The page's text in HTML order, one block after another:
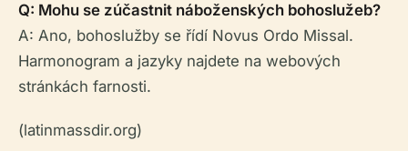
Q: Mohu se zúčastnit náboženských bohoslužeb?
A: Ano, bohoslužby se řídí Novus Ordo Missal.
Harmonogram a jazyky najdete na webových
stránkách farnosti.
(latinmassdir.org)